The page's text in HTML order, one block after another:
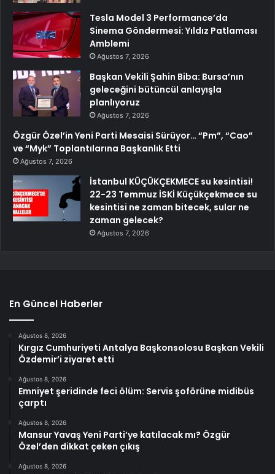
Tesla Model 3 Performance’da
Sinema Göndermesi: Yıldız Patlaması
Amblemi
Ağustos 7, 2026
Başkan Vekili Şahin Biba: Bursa’nın
geleceğini bütüncül anlayışla
planlıyoruz
Ağustos 7, 2026
Özgür Özel’in Yeni Parti Mesaisi Sürüyor… “Pm”, “Cao”
ve “Myk” Toplantılarına Başkanlık Etti
Ağustos 7, 2026
İstanbul KÜÇÜKÇEKMECE su kesintisi!
22-23 Temmuz İSKİ Küçükçekmece su
kesintisi ne zaman bitecek, sular ne
zaman gelecek?
Ağustos 7, 2026
En Güncel Haberler
Ağustos 8, 2026
Kırgız Cumhuriyeti Antalya Başkonsolosu Başkan Vekili
Özdemir’i ziyaret etti
Ağustos 8, 2026
Emniyet şeridinde feci ölüm: Servis şoförüne midibüs
çarptı
Ağustos 8, 2026
Mansur Yavaş Yeni Parti’ye katılacak mı? Özgür
Özel’den dikkat çeken çıkış
Ağustos 8, 2026